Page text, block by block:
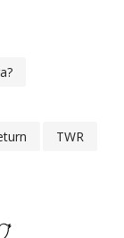
TWR